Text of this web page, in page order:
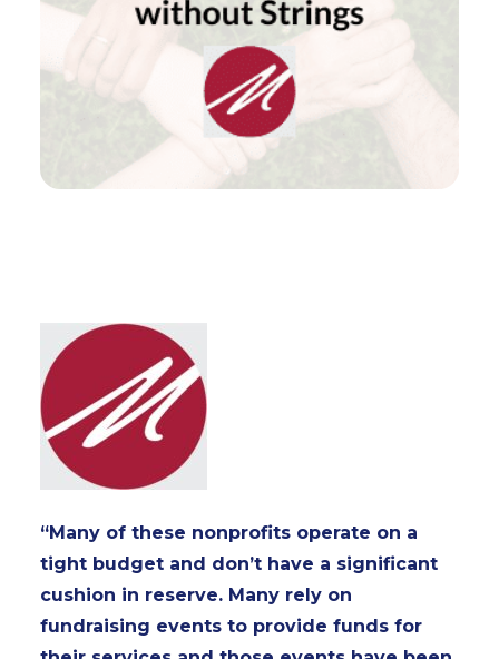
“Many of these nonprofits operate on a
tight budget and don’t have a significant
cushion in reserve. Many rely on
fundraising events to provide funds for